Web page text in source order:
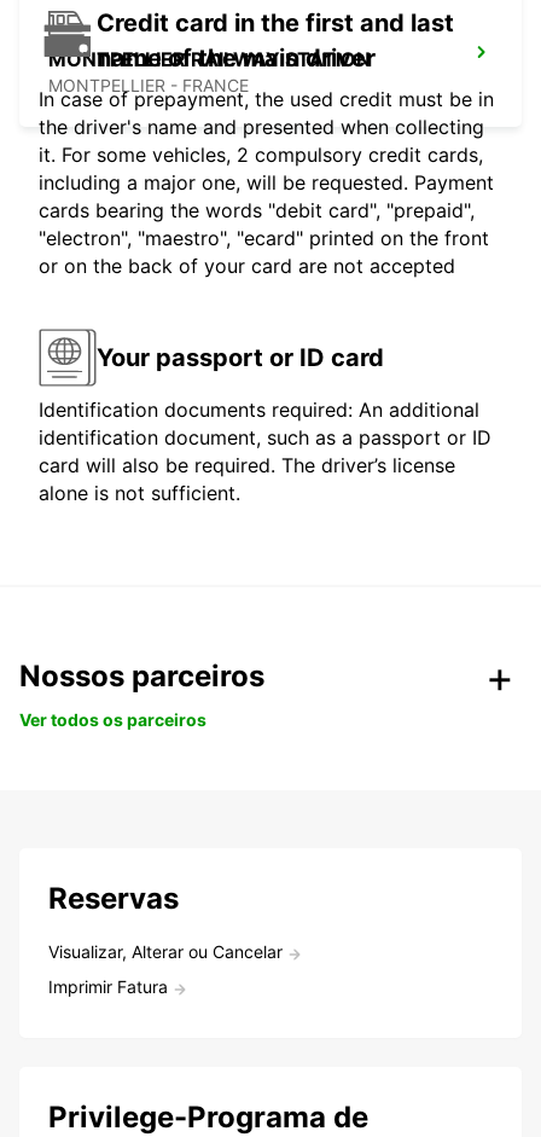
MONTPELLIER RAILWAY STATION
MONTPELLIER - FRANCE
Credit card in the first and last
name of the main driver
In case of prepayment, the used credit must be in
the driver's name and presented when collecting
it. For some vehicles, 2 compulsory credit cards,
including a major one, will be requested. Payment
cards bearing the words "debit card", "prepaid",
"electron", "maestro", "ecard" printed on the front
or on the back of your card are not accepted
Your passport or ID card
Identification documents required: An additional
identification document, such as a passport or ID
card will also be required. The driver’s license
alone is not sufficient.
Nossos parceiros
Ver todos os parceiros
Reservas
Visualizar, Alterar ou Cancelar
Imprimir Fatura
Privilege-Programa de